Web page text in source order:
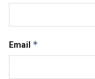
Email *